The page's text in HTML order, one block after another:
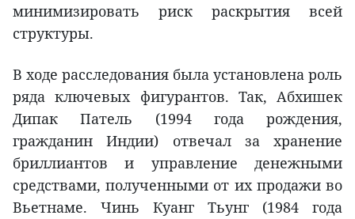
минимизировать риск раскрытия всей
структуры.
В ходе расследования была установлена роль
ряда ключевых фигурантов. Так, Абхишек
Дипак Патель (1994 года рождения,
гражданин Индии) отвечал за хранение
бриллиантов и управление денежными
средствами, полученными от их продажи во
Вьетнаме. Чинь Куанг Тьунг (1984 года